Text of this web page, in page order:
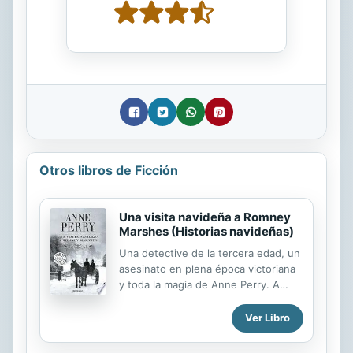
Otros libros de Ficción
Una visita navideña a Romney
Marshes (Historias navideñas)
Una detective de la tercera edad, un
asesinato en plena época victoriana
y toda la magia de Anne Perry. A
la serie del inspector Pitt, no le gusta
la Navidad. Y cuando su hija y su
Ver Libro